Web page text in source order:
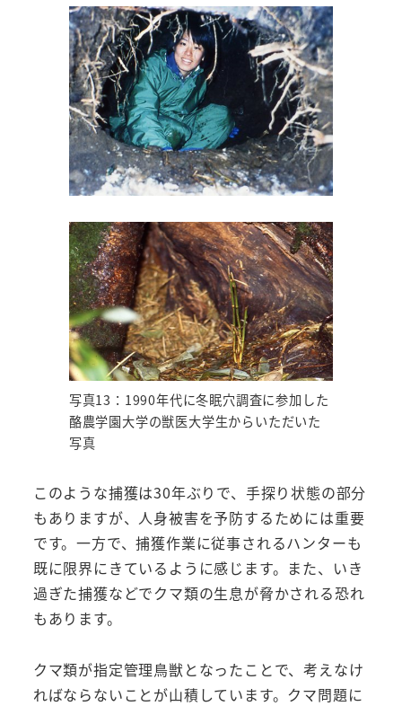
写真13：1990年代に冬眠穴調査に参加した
酪農学園大学の獣医大学生からいただいた
写真
このような捕獲は30年ぶりで、手探り状態の部分
もありますが、人身被害を予防するためには重要
です。一方で、捕獲作業に従事されるハンターも
既に限界にきているように感じます。また、いき
過ぎた捕獲などでクマ類の生息が脅かされる恐れ
もあります。
クマ類が指定管理鳥獣となったことで、考えなけ
ればならないことが山積しています。クマ問題に